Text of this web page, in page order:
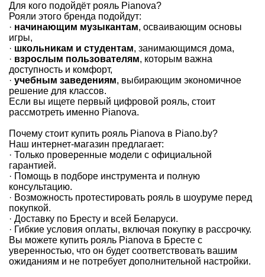
Для кого подойдёт рояль Pianova?
Рояли этого бренда подойдут:
· начинающим музыкантам, осваивающим основы
игры,
· школьникам и студентам, занимающимся дома,
· взрослым пользователям, которым важна
доступность и комфорт,
· учебным заведениям, выбирающим экономичное
решение для классов.
Если вы ищете первый цифровой рояль, стоит
рассмотреть именно Pianova.
Почему стоит купить рояль Pianova в Piano.by?
Наш интернет-магазин предлагает:
· Только проверенные модели с официальной
гарантией.
· Помощь в подборе инструмента и полную
консультацию.
· Возможность протестировать рояль в шоуруме перед
покупкой.
· Доставку по Бресту и всей Беларуси.
· Гибкие условия оплаты, включая покупку в рассрочку.
Вы можете купить рояль Pianova в Бресте с
уверенностью, что он будет соответствовать вашим
ожиданиям и не потребует дополнительной настройки.